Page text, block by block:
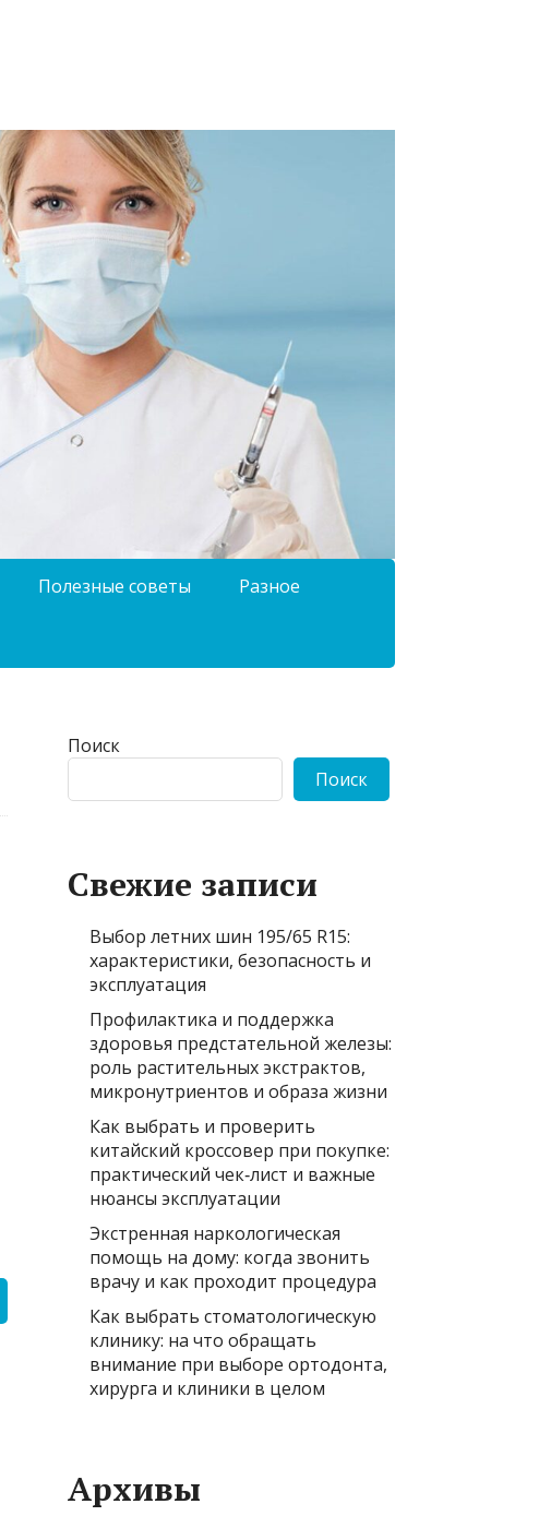
Полезные советы Разное
Поиск
Поиск
Свежие записи
Выбор летних шин 195/65 R15:
характеристики, безопасность и
эксплуатация
Профилактика и поддержка
здоровья предстательной железы:
роль растительных экстрактов,
микронутриентов и образа жизни
Как выбрать и проверить
китайский кроссовер при покупке:
практический чек‑лист и важные
нюансы эксплуатации
Экстренная наркологическая
помощь на дому: когда звонить
врачу и как проходит процедура
Как выбрать стоматологическую
клинику: на что обращать
внимание при выборе ортодонта,
хирурга и клиники в целом
Архивы